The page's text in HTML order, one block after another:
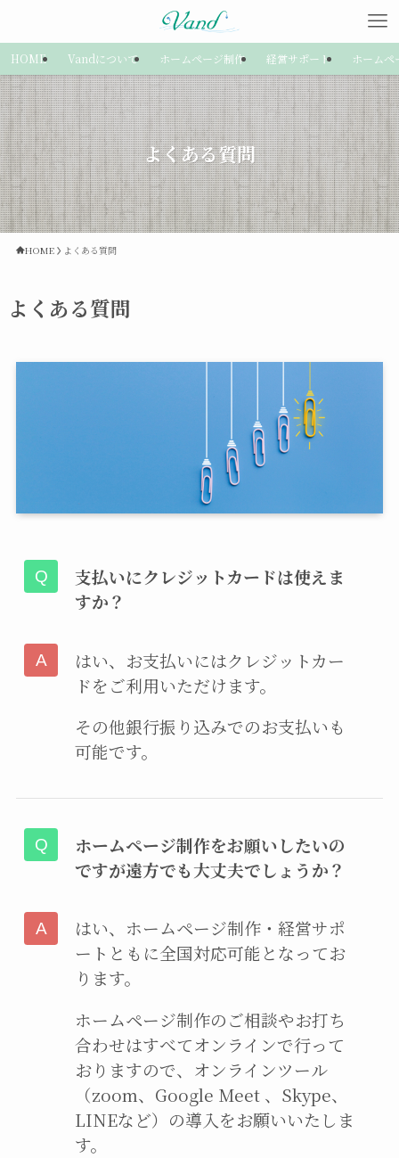
HOME Vandについて ホームページ制作 経営サポート ホームペ
よくある質問
HOME よくある質問
よくある質問
支払いにクレジットカードは使えま
すか？
はい、お支払いにはクレジットカー
ドをご利用いただけます。
その他銀行振り込みでのお支払いも
可能です。
ホームページ制作をお願いしたいの
ですが遠方でも大丈夫でしょうか？
はい、ホームページ制作・経営サポ
ートともに全国対応可能となってお
ります。
ホームページ制作のご相談やお打ち
合わせはすべてオンラインで行って
おりますので、オンラインツール
（zoom、Google Meet 、Skype、
LINEなど）の導入をお願いいたしま
す。